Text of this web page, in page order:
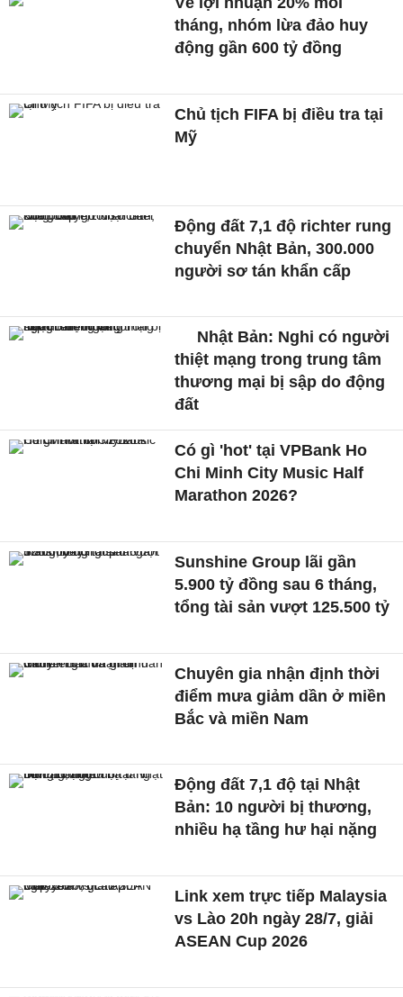
tháng, nhóm lừa đảo huy
động gần 600 tỷ đồng
Chủ tịch FIFA bị điều tra tại
Mỹ
Động đất 7,1 độ richter rung
chuyển Nhật Bản, 300.000
người sơ tán khẩn cấp
Nhật Bản: Nghi có người
thiệt mạng trong trung tâm
thương mại bị sập do động
đất
Có gì 'hot' tại VPBank Ho
Chi Minh City Music Half
Marathon 2026?
Sunshine Group lãi gần
5.900 tỷ đồng sau 6 tháng,
tổng tài sản vượt 125.500 tỷ
Chuyên gia nhận định thời
điểm mưa giảm dần ở miền
Bắc và miền Nam
Động đất 7,1 độ tại Nhật
Bản: 10 người bị thương,
nhiều hạ tầng hư hại nặng
Link xem trực tiếp Malaysia
vs Lào 20h ngày 28/7, giải
ASEAN Cup 2026